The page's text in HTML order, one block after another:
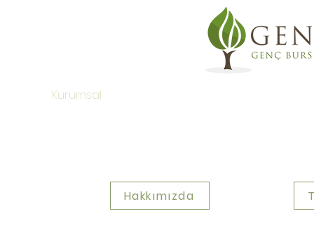
Kurumsal
Hakkımızda